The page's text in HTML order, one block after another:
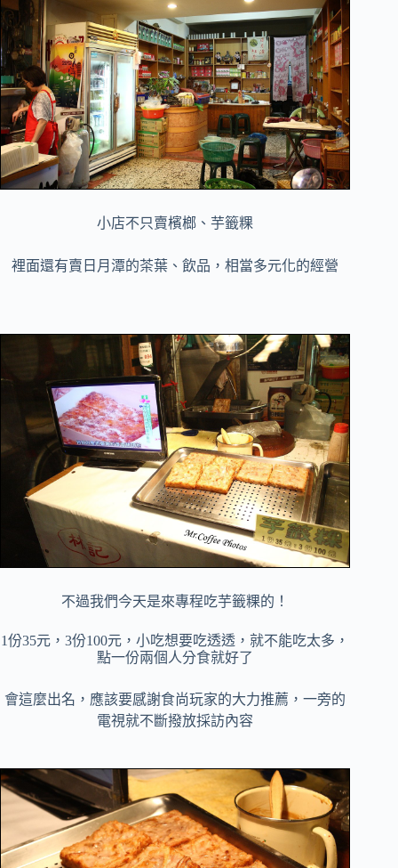
小店不只賣檳榔、芋籤粿
裡面還有賣日月潭的茶葉、飲品，相當多元化的經營
不過我們今天是來專程吃芋籤粿的！
1份35元，3份100元，小吃想要吃透透，就不能吃太多，
點一份兩個人分食就好了
會這麼出名，應該要感謝食尚玩家的大力推薦，一旁的
電視就不斷撥放採訪內容